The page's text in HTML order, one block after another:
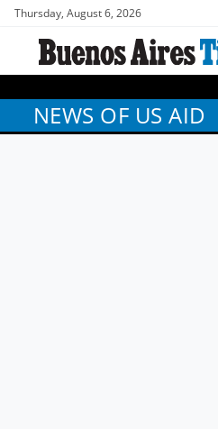
Thursday, August 6, 2026
NEWS OF US AID